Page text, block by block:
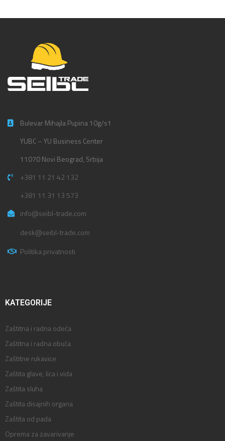
Bulevar Mihajla Pupina 10g/s1
YUBC – YU Business Center
11070 Novi Beograd, Srbija
+381 11 21 42 132
+381 11 31 13 573
info@seibl-trade.com
desk@seibl-trade.com
Politika privatnosti
KATEGORIJE
Zaštitna i radna odeća
Zaštitna i radna obuća
Zaštitne rukavice
Zaštita glave, lica i vida
Zaštita sluha
Zaštita disajnih organa
Zaštita od pada
Oprema za zavarivanje